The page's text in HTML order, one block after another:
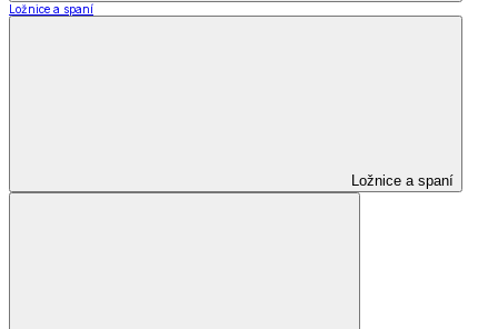
Ložnice a spaní
Ložnice a spaní